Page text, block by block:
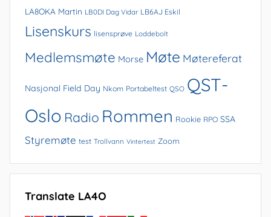
LA8OKA Martin LB0DI Dag Vidar LB6AJ Eskil
Lisenskurs lisensprøve Loddebolt
Medlemsmøte Morse Møte Møtereferat
Nasjonal Field Day Nkom Portabeltest QSO QST-
Oslo Radio Rommen Rookie RPO SSA
Styremøte test Trollvann Vintertest Zoom
Translate LA4O